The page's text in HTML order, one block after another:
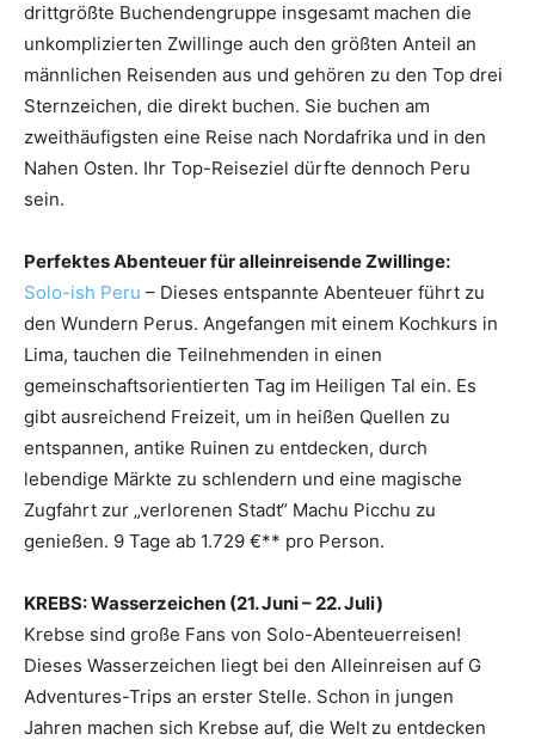
drittgrößte Buchendengruppe insgesamt machen die
unkomplizierten Zwillinge auch den größten Anteil an
männlichen Reisenden aus und gehören zu den Top drei
Sternzeichen, die direkt buchen. Sie buchen am
zweithäufigsten eine Reise nach Nordafrika und in den
Nahen Osten. Ihr Top-Reiseziel dürfte dennoch Peru
sein.
Perfektes Abenteuer für alleinreisende Zwillinge:
Solo-ish Peru – Dieses entspannte Abenteuer führt zu
den Wundern Perus. Angefangen mit einem Kochkurs in
Lima, tauchen die Teilnehmenden in einen
gemeinschaftsorientierten Tag im Heiligen Tal ein. Es
gibt ausreichend Freizeit, um in heißen Quellen zu
entspannen, antike Ruinen zu entdecken, durch
lebendige Märkte zu schlendern und eine magische
Zugfahrt zur „verlorenen Stadt“ Machu Picchu zu
genießen. 9 Tage ab 1.729 €** pro Person.
KREBS: Wasserzeichen (21. Juni – 22. Juli)
Krebse sind große Fans von Solo-Abenteuerreisen!
Dieses Wasserzeichen liegt bei den Alleinreisen auf G
Adventures-Trips an erster Stelle. Schon in jungen
Jahren machen sich Krebse auf, die Welt zu entdecken